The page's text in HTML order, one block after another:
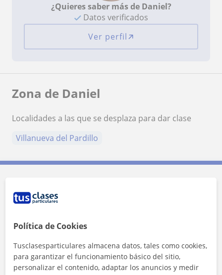
¿Quieres saber más de Daniel?
Datos verificados
Ver perfil
Zona de Daniel
Localidades a las que se desplaza para dar clase
Villanueva del Pardillo
Contacta con Daniel
Política de Cookies
Tusclasesparticulares almacena datos, tales como cookies,
para garantizar el funcionamiento básico del sitio,
personalizar el contenido, adaptar los anuncios y medir